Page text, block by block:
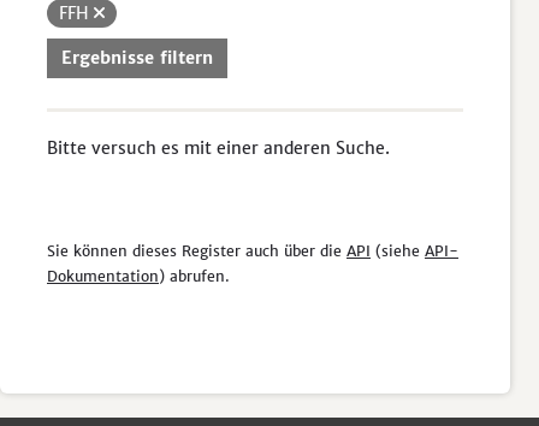
FFH
Ergebnisse filtern
Bitte versuch es mit einer anderen Suche.
Sie können dieses Register auch über die API (siehe API-
Dokumentation) abrufen.